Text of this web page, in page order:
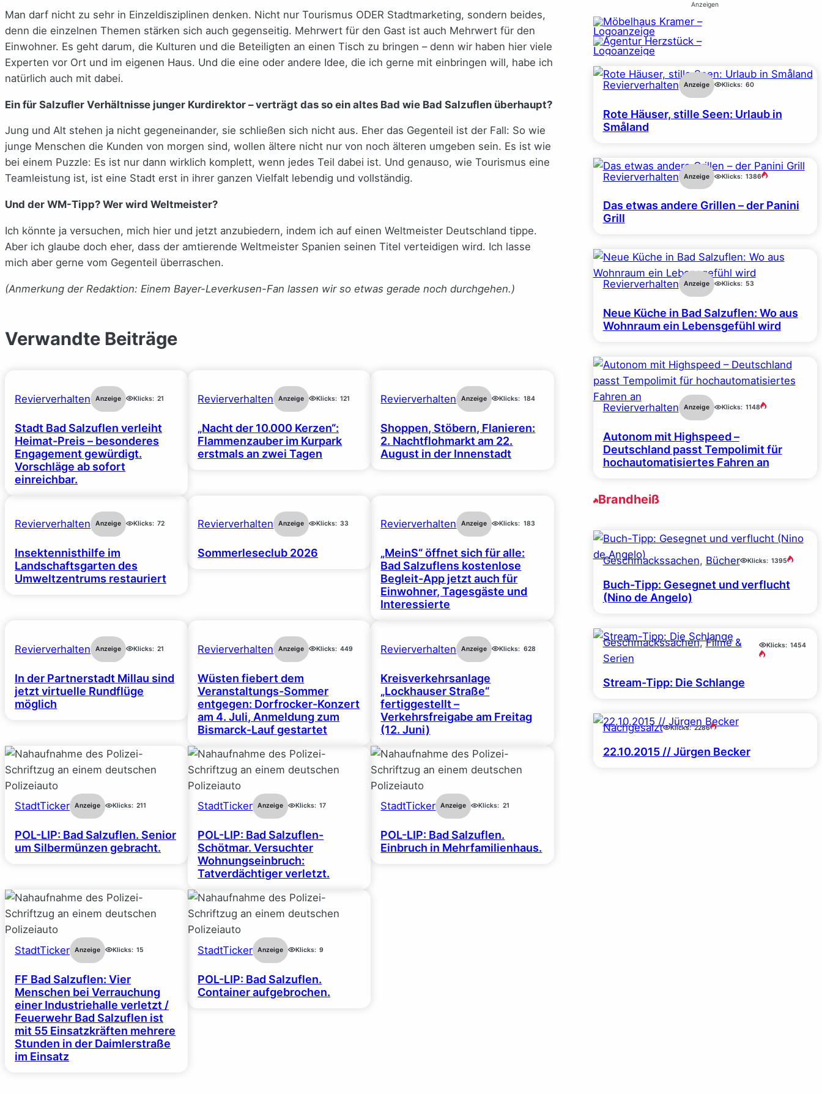
Man darf nicht zu sehr in Einzeldisziplinen denken. Nicht nur Tourismus ODER Stadtmarketing, sondern beides,
denn die einzelnen Themen stärken sich auch gegenseitig. Mehrwert für den Gast ist auch Mehrwert für den
Einwohner. Es geht darum, die Kulturen und die Beteiligten an einen Tisch zu bringen – denn wir haben hier viele
Experten vor Ort und im eigenen Haus. Und die eine oder andere Idee, die ich gerne mit einbringen will, habe ich
natürlich auch mit dabei.
Ein für Salzufler Verhältnisse junger Kurdirektor – verträgt das so ein altes Bad wie Bad Salzuflen überhaupt?
Jung und Alt stehen ja nicht gegeneinander, sie schließen sich nicht aus. Eher das Gegenteil ist der Fall: So wie
junge Menschen die Kunden von morgen sind, wollen ältere nicht nur von noch älteren umgeben sein. Es ist wie
bei einem Puzzle: Es ist nur dann wirklich komplett, wenn jedes Teil dabei ist. Und genauso, wie Tourismus eine
Teamleistung ist, ist eine Stadt erst in ihrer ganzen Vielfalt lebendig und vollständig.
Und der WM-Tipp? Wer wird Weltmeister?
Ich könnte ja versuchen, mich hier und jetzt anzubiedern, indem ich auf einen Weltmeister Deutschland tippe.
Aber ich glaube doch eher, dass der amtierende Weltmeister Spanien seinen Titel verteidigen wird. Ich lasse
mich aber gerne vom Gegenteil überraschen.
(Anmerkung der Redaktion: Einem Bayer-Leverkusen-Fan lassen wir so etwas gerade noch durchgehen.)
Verwandte Beiträge
Revierverhalten Anzeige Klicks: 21
Stadt Bad Salzuflen verleiht
Heimat-Preis – besonderes
Engagement gewürdigt.
Vorschläge ab sofort
einreichbar.
Revierverhalten Anzeige Klicks: 121
„Nacht der 10.000 Kerzen“:
Flammenzauber im Kurpark
erstmals an zwei Tagen
Revierverhalten Anzeige Klicks: 184
Shoppen, Stöbern, Flanieren:
2. Nachtflohmarkt am 22.
August in der Innenstadt
Revierverhalten Anzeige Klicks: 72
Insektennisthilfe im
Landschaftsgarten des
Umweltzentrums restauriert
Revierverhalten Anzeige Klicks: 33
Sommerleseclub 2026
Revierverhalten Anzeige Klicks: 183
„MeinS“ öffnet sich für alle:
Bad Salzuflens kostenlose
Begleit-App jetzt auch für
Einwohner, Tagesgäste und
Interessierte
Revierverhalten Anzeige Klicks: 21
In der Partnerstadt Millau sind
jetzt virtuelle Rundflüge
möglich
Revierverhalten Anzeige Klicks: 449
Wüsten fiebert dem
Veranstaltungs-Sommer
entgegen: Dorfrocker-Konzert
am 4. Juli, Anmeldung zum
Bismarck-Lauf gestartet
Revierverhalten Anzeige Klicks: 628
Kreisverkehrsanlage
„Lockhauser Straße“
fertiggestellt –
Verkehrsfreigabe am Freitag
(12. Juni)
StadtTicker Anzeige Klicks: 211
POL-LIP: Bad Salzuflen. Senior
um Silbermünzen gebracht.
StadtTicker Anzeige Klicks: 17
POL-LIP: Bad Salzuflen-
Schötmar. Versuchter
Wohnungseinbruch:
Tatverdächtiger verletzt.
StadtTicker Anzeige Klicks: 21
POL-LIP: Bad Salzuflen.
Einbruch in Mehrfamilienhaus.
StadtTicker Anzeige Klicks: 15
FF Bad Salzuflen: Vier
Menschen bei Verrauchung
einer Industriehalle verletzt /
Feuerwehr Bad Salzuflen ist
mit 55 Einsatzkräften mehrere
Stunden in der Daimlerstraße
im Einsatz
StadtTicker Anzeige Klicks: 9
POL-LIP: Bad Salzuflen.
Container aufgebrochen.
Anzeigen
Revierverhalten Anzeige Klicks: 60
Rote Häuser, stille Seen: Urlaub in
Småland
Revierverhalten Anzeige Klicks: 1386
Das etwas andere Grillen – der Panini
Grill
Revierverhalten Anzeige Klicks: 53
Neue Küche in Bad Salzuflen: Wo aus
Wohnraum ein Lebensgefühl wird
Revierverhalten Anzeige Klicks: 1148
Autonom mit Highspeed –
Deutschland passt Tempolimit für
hochautomatisiertes Fahren an
Brandheiß
Geschmackssachen, Bücher Klicks: 1395
Buch-Tipp: Gesegnet und verflucht
(Nino de Angelo)
Geschmackssachen, Filme &
Serien
Klicks: 1454
Stream-Tipp: Die Schlange
Nachgesalzt Klicks: 2286
22.10.2015 // Jürgen Becker